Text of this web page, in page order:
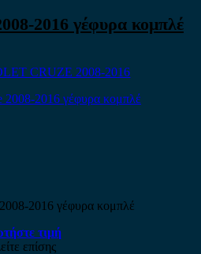
2016 γέφυρα κομπλέ
CRUZE 2008-2016
2016 γέφυρα κομπλέ
τιμή
επίσης